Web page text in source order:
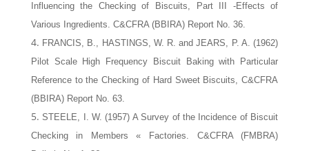
Influencing the Checking of Biscuits, Part III -Effects of
Various Ingredients. C&CFRA (BBIRA) Report No. 36.
FRANCIS, B., HASTINGS, W. R. and JEARS, P. A. (1962)
Pilot Scale High Frequency Biscuit Baking with Particular
Reference to the Checking of Hard Sweet Biscuits, C&CFRA
(BBIRA) Report No. 63.
STEELE, I. W. (1957) A Survey of the Incidence of Biscuit
Checking in Members « Factories. C&CFRA (FMBRA)